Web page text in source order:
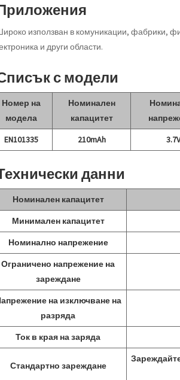
използван в комуникации, фабрики,
и други области.
с модели
Номер на
модела
Номинален
капацитет
EN101335
210mAh 3.7V
данни
Номинален капацитет
Минимален капацитет
Номинално напрежение
Ограничено напрежение на
зареждане
на изключване на
разряда
Ток в края на заряда
Стандартно зареждане